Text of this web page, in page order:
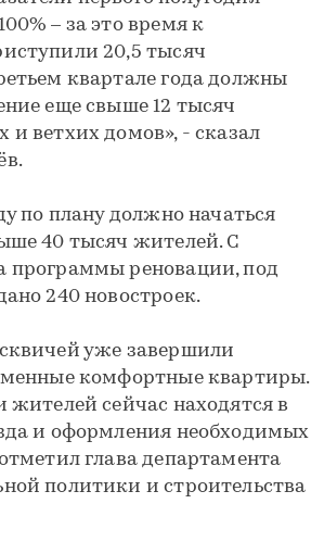
– за это время к
20,5 тысяч
квартале года должны
еще свыше 12 тысяч
и ветхих домов», - сказал
по плану должно начаться
40 тысяч жителей. С
программы реновации, под
240 новостроек.
уже завершили
комфортные квартиры.
жителей сейчас находятся в
и оформления необходимых
глава департамента
политики и строительства